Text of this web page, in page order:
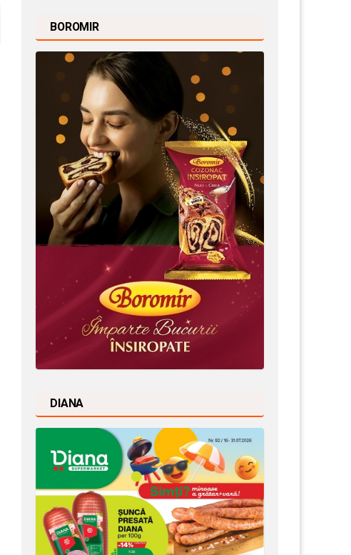
BOROMIR
DIANA